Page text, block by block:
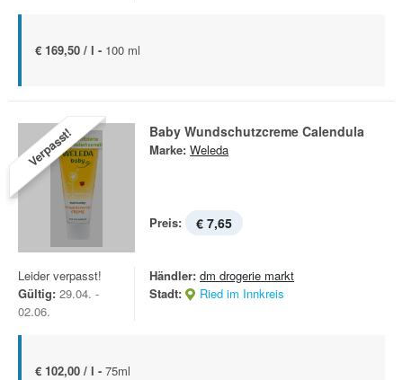
€ 169,50 / l - 100 ml
Verpasst! Baby Wundschutzcreme Calendula
Marke: Weleda
Preis: € 7,65
Leider verpasst!
Gültig: 29.04. -
02.06.
Händler: dm drogerie markt
Stadt:
Ried im Innkreis
€ 102,00 / l - 75ml